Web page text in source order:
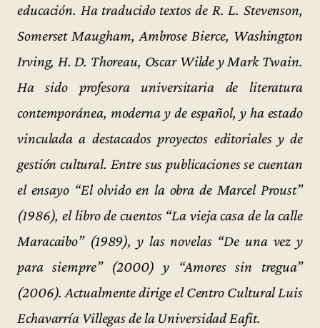
educación. Ha traducido textos de R. L. Stevenson,
Somerset Maugham, Ambrose Bierce, Washington
Irving, H. D. Thoreau, Oscar Wilde y Mark Twain.
Ha sido profesora universitaria de literatura
contemporánea, moderna y de español, y ha estado
vinculada a destacados proyectos editoriales y de
gestión cultural. Entre sus publicaciones se cuentan
el ensayo “El olvido en la obra de Marcel Proust”
(1986), el libro de cuentos “La vieja casa de la calle
Maracaibo” (1989), y las novelas “De una vez y
para siempre” (2000) y “Amores sin tregua”
(2006). Actualmente dirige el Centro Cultural Luis
Echavarría Villegas de la Universidad Eafit.